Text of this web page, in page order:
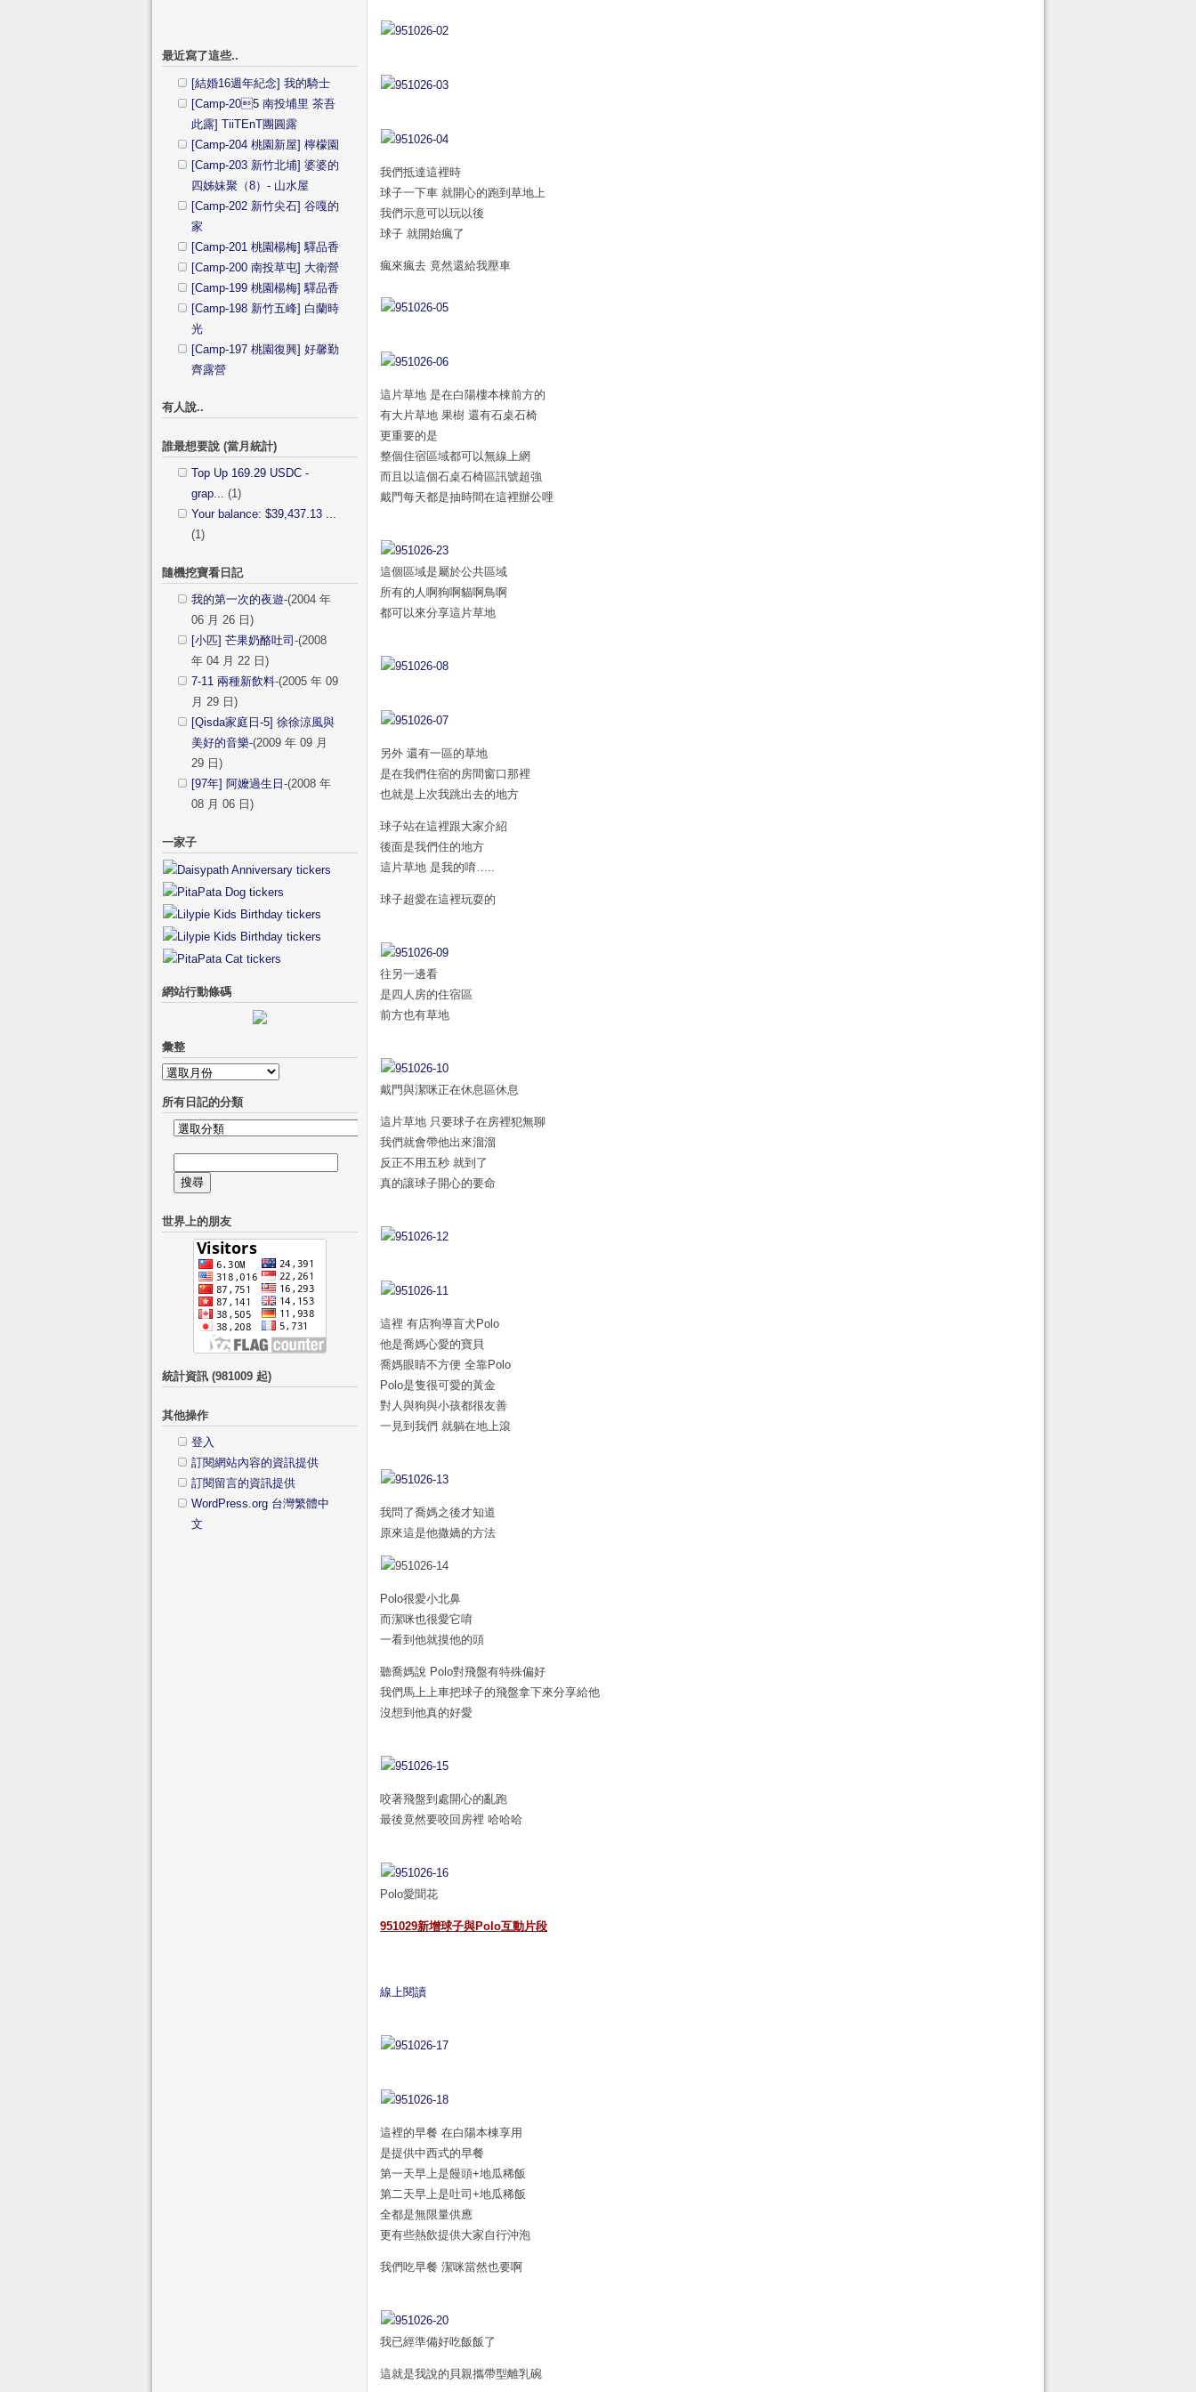
我們抵達這裡時
球子一下車 就開心的跑到草地上
我們示意可以玩以後
球子 就開始瘋了
瘋來瘋去 竟然還給我壓車
這片草地 是在白陽樓本棟前方的
有大片草地 果樹 還有石桌石椅
更重要的是
整個住宿區域都可以無線上網
而且以這個石桌石椅區訊號超強
戴門每天都是抽時間在這裡辦公哩
這個區域是屬於公共區域
所有的人啊狗啊貓啊鳥啊
都可以來分享這片草地
另外 還有一區的草地
是在我們住宿的房間窗口那裡
也就是上次我跳出去的地方
球子站在這裡跟大家介紹
後面是我們住的地方
這片草地 是我的唷…..
球子超愛在這裡玩耍的
往另一邊看
是四人房的住宿區
前方也有草地
戴門與潔咪正在休息區休息
這片草地 只要球子在房裡犯無聊
我們就會帶他出來溜溜
反正不用五秒 就到了
真的讓球子開心的要命
這裡 有店狗導盲犬Polo
他是喬媽心愛的寶貝
喬媽眼睛不方便 全靠Polo
Polo是隻很可愛的黃金
對人與狗與小孩都很友善
一見到我們 就躺在地上滾
我問了喬媽之後才知道
原來這是他撒嬌的方法
Polo很愛小北鼻
而潔咪也很愛它唷
一看到他就摸他的頭
聽喬媽說 Polo對飛盤有特殊偏好
我們馬上上車把球子的飛盤拿下來分享給他
沒想到他真的好愛
咬著飛盤到處開心的亂跑
最後竟然要咬回房裡 哈哈哈
Polo愛聞花
951029新增球子與Polo互動片段
線上閱讀
這裡的早餐 在白陽本棟享用
是提供中西式的早餐
第一天早上是饅頭+地瓜稀飯
第二天早上是吐司+地瓜稀飯
全都是無限量供應
更有些熱飲提供大家自行沖泡
我們吃早餐 潔咪當然也要啊
我已經準備好吃飯飯了
這就是我說的貝親攜帶型離乳碗
最近寫了這些..
[結婚16週年紀念] 我的騎士
[Camp-205 南投埔里 茶吾
此露] TiiTEnT團圓露
[Camp-204 桃園新屋] 檸檬園
[Camp-203 新竹北埔] 婆婆的
四姊妹聚（8）- 山水屋
[Camp-202 新竹尖石] 谷嘎的
家
[Camp-201 桃園楊梅] 驛品香
[Camp-200 南投草屯] 大衛營
[Camp-199 桃園楊梅] 驛品香
[Camp-198 新竹五峰] 白蘭時
光
[Camp-197 桃園復興] 好馨勤
齊露營
有人說..
誰最想要說 (當月統計)
Top Up 169.29 USDC -
grap... (1)
Your balance: $39,437.13 ...
(1)
隨機挖寶看日記
我的第一次的夜遊-(2004 年
06 月 26 日)
[小匹] 芒果奶酪吐司 -(2008
年 04 月 22 日)
7-11 兩種新飲料-(2005 年 09
月 29 日)
[Qisda家庭日-5] 徐徐涼風與
美好的音樂-(2009 年 09 月
29 日)
[97年] 阿嬤過生日 -(2008 年
08 月 06 日)
一家子
網站行動條碼
彙整
彙
整
所有日記的分類
所
日
記
分
尋
鍵
世界上的朋友
統計資訊 (981009 起)
其他操作
登入
訂閱網站內容的資訊提供
訂閱留言的資訊提供
WordPress.org 台灣繁體中
文